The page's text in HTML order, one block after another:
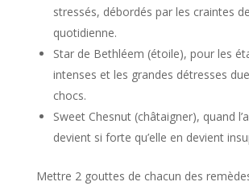
stressés, débordés par les craintes
quotidienne.
Star de Bethléem (étoile), pour les
intenses et les grandes détresses
chocs.
Sweet Chesnut (châtaigner), quand
devient si forte qu’elle en devient
Mettre 2 gouttes de chacun des